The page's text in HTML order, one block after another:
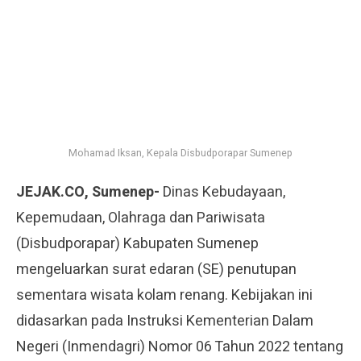
Mohamad Iksan, Kepala Disbudporapar Sumenep
JEJAK.CO, Sumenep- Dinas Kebudayaan,
Kepemudaan, Olahraga dan Pariwisata
(Disbudporapar) Kabupaten Sumenep
mengeluarkan surat edaran (SE) penutupan
sementara wisata kolam renang. Kebijakan ini
didasarkan pada Instruksi Kementerian Dalam
Negeri (Inmendagri) Nomor 06 Tahun 2022 tentang